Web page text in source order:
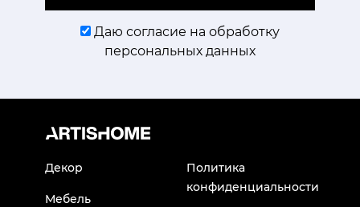
Даю согласие на обработку
персональных данных
Декор
Мебель
Политика
конфиденциальности